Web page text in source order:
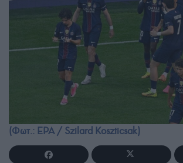
(Φωτ.: EPA / Szilard Koszticsak)